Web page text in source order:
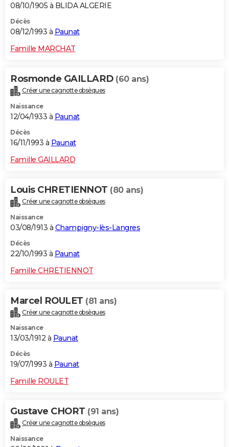
08/10/1905 à BLIDA ALGERIE
Décès
08/12/1993 à Paunat
Famille MARCHAT
Rosmonde GAILLARD (60 ans)
Créer une cagnotte obsèques
Naissance
12/04/1933 à Paunat
Décès
16/11/1993 à Paunat
Famille GAILLARD
Louis CHRETIENNOT (80 ans)
Créer une cagnotte obsèques
Naissance
03/08/1913 à Champigny-lès-Langres
Décès
22/10/1993 à Paunat
Famille CHRETIENNOT
Marcel ROULET (81 ans)
Créer une cagnotte obsèques
Naissance
13/03/1912 à Paunat
Décès
19/07/1993 à Paunat
Famille ROULET
Gustave CHORT (91 ans)
Créer une cagnotte obsèques
Naissance